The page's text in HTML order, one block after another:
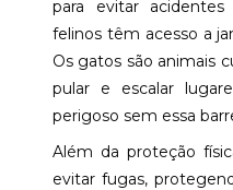
para evitar
felinos têm acesso a
Os gatos são animais
pular e escalar
perigoso sem essa
Além da proteção
evitar fugas,